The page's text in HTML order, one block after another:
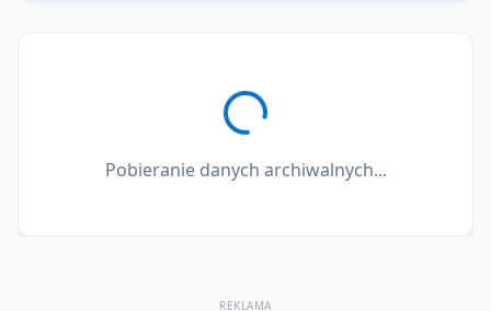
Pobieranie danych archiwalnych...
REKLAMA